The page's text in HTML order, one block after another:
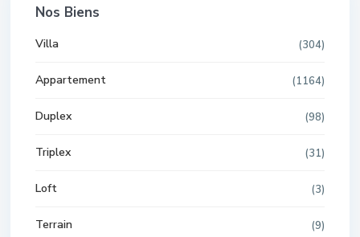
Nos Biens
Villa (304)
Appartement (1164)
Duplex (98)
Triplex (31)
Loft (3)
Terrain (9)